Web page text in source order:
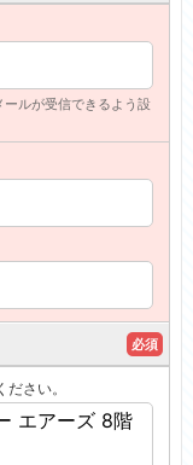
ルが受信できるよう設
必須
さい。